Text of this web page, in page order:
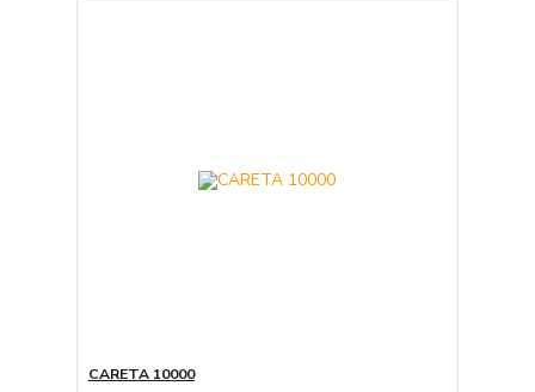
CARETA 10000